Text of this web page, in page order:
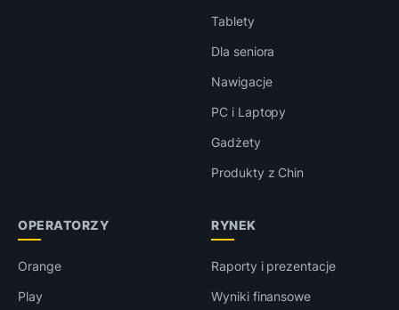
Tablety
Dla seniora
Nawigacje
PC i Laptopy
Gadżety
Produkty z Chin
OPERATORZY
Orange
Play
RYNEK
Raporty i prezentacje
Wyniki finansowe